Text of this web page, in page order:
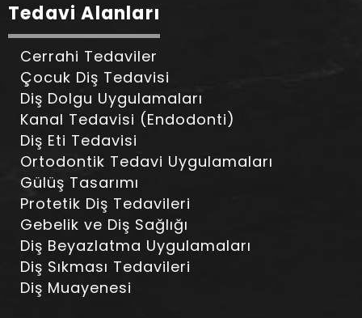
Tedavi Alanları
Cerrahi Tedaviler
Çocuk Diş Tedavisi
Diş Dolgu Uygulamaları
Kanal Tedavisi (Endodonti)
Diş Eti Tedavisi
Ortodontik Tedavi Uygulamaları
Gülüş Tasarımı
Protetik Diş Tedavileri
Gebelik ve Diş Sağlığı
Diş Beyazlatma Uygulamaları
Diş Sıkması Tedavileri
Diş Muayenesi